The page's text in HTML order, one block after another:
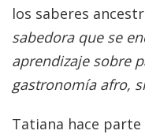
los saberes
sabedora que se
aprendizaje sobre
gastronomía afro,
Tatiana hace